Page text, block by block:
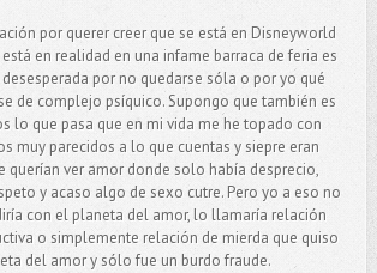
por querer creer que se está en Disneyworld
en realidad en una infame barraca de feria es
por no quedarse sóla o por yo qué
de complejo psíquico. Supongo que también es
lo que pasa que en mi vida me he topado con
muy parecidos a lo que cuentas y siepre eran
querían ver amor donde solo había desprecio,
y acaso algo de sexo cutre. Pero yo a eso no
con el planeta del amor, lo llamaría relación
o simplemente relación de mierda que quiso
del amor y sólo fue un burdo fraude.